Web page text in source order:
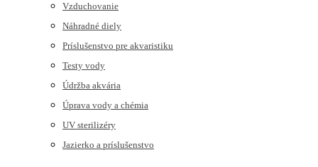
Vzduchovanie
Náhradné diely
Príslušenstvo pre akvaristiku
Testy vody
Údržba akvária
Úprava vody a chémia
UV sterilizéry
Jazierko a príslušenstvo